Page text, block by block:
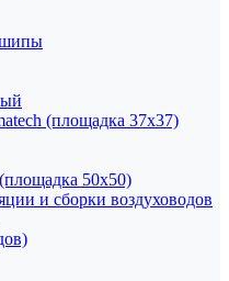
шипы
(площадка 37х37)
50х50)
и сборки воздуховодов